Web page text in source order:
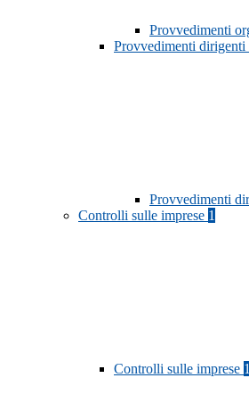
Provvedimenti
Provvedimenti
Provvedimenti
Controlli sulle imprese 1
Controlli sulle imprese 1